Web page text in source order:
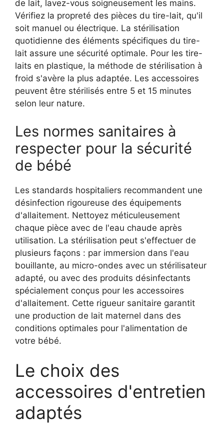
de lait, lavez-vous soigneusement les mains.
Vérifiez la propreté des pièces du tire-lait, qu'il
soit manuel ou électrique. La stérilisation
quotidienne des éléments spécifiques du tire-
lait assure une sécurité optimale. Pour les tire-
laits en plastique, la méthode de stérilisation à
froid s'avère la plus adaptée. Les accessoires
peuvent être stérilisés entre 5 et 15 minutes
selon leur nature.
Les normes sanitaires à
respecter pour la sécurité
de bébé
Les standards hospitaliers recommandent une
désinfection rigoureuse des équipements
d'allaitement. Nettoyez méticuleusement
chaque pièce avec de l'eau chaude après
utilisation. La stérilisation peut s'effectuer de
plusieurs façons : par immersion dans l'eau
bouillante, au micro-ondes avec un stérilisateur
adapté, ou avec des produits désinfectants
spécialement conçus pour les accessoires
d'allaitement. Cette rigueur sanitaire garantit
une production de lait maternel dans des
conditions optimales pour l'alimentation de
votre bébé.
Le choix des
accessoires d'entretien
adaptés